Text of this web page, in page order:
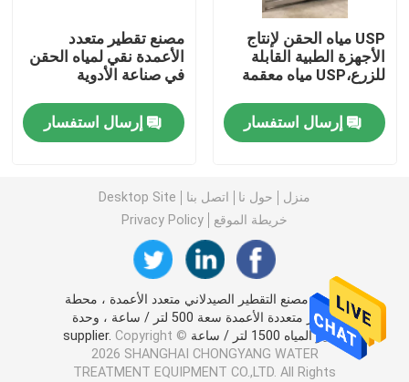
أنظمة التقطير متعددة التأثيرات (MED)
مولدات البخار النقية (PSG)
أنظمة تحضير المحاليل
أنظمة المياه فائقة النقاء (UPW) من الدرجة الإلكترونية
أنظمة المياه الطبية
أنظمة RO لتحلية مياه البحر
USP مياه الحقن لإنتاج
الأجهزة الطبية القابلة
للزرع،USP مياه معقمة
إرسال استفسار
مصنع تقطير متعدد
الأعمدة نقي لمياه الحقن
في صناعة الأدوية
إرسال استفسار
منزل حول نا اتصل بنا
Desktop Site
خريطة الموقع
Privacy Policy
الصين مصنع التقطير الصيدلاني متعدد الأعمدة ، محطة
تقطير متعددة الأعمدة سعة 500 لتر / ساعة ، وحدة
تقطير المياه 1500 لتر / ساعة supplier.
Copyright ©
2026 SHANGHAI CHONGYANG WATER
TREATMENT EQUIPMENT CO.,LTD. All Rights